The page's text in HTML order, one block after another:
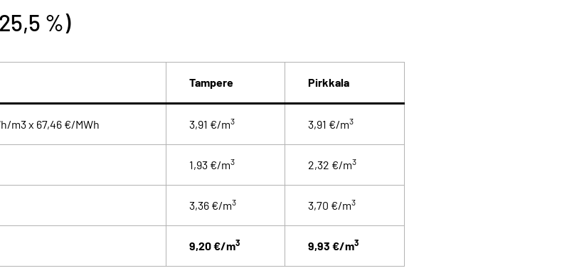
%)
Tampere Pirkkala
m3 x 67,46 €/MWh 3,91 €/m3 3,91 €/m3
1,93 €/m3 2,32 €/m3
3,36 €/m3 3,70 €/m3
9,20 €/m3 9,93 €/m3